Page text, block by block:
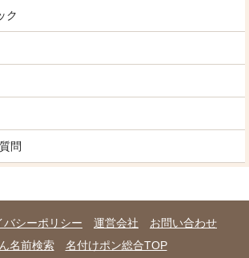
ク
問
バシーポリシー 運営会社
お問い合わせ
名前検索
名付けポン総合TOP